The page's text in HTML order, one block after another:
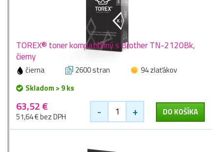
TOREX® toner kompatibilný s Brother TN-2120Bk,
čierny
čierna 2600 stran
94 zlaťákov
Skladom > 9 ks
63,52 €
51,64 € bez DPH - + DO KOŠÍKA